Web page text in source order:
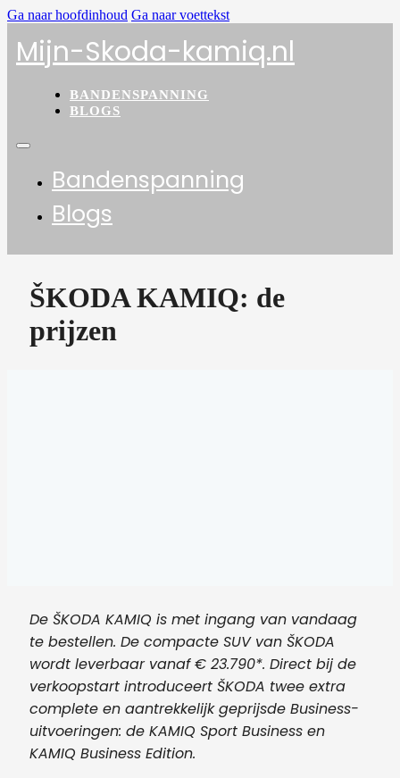
Ga naar hoofdinhoud Ga naar voettekst
Mijn-Skoda-kamiq.nl
BANDENSPANNING
BLOGS
Bandenspanning
Blogs
ŠKODA KAMIQ: de
prijzen
De ŠKODA KAMIQ is met ingang van vandaag
te bestellen. De compacte SUV van ŠKODA
wordt leverbaar vanaf € 23.790*. Direct bij de
verkoopstart introduceert ŠKODA twee extra
complete en aantrekkelijk geprijsde Business-
uitvoeringen: de KAMIQ Sport Business en
KAMIQ Business Edition.